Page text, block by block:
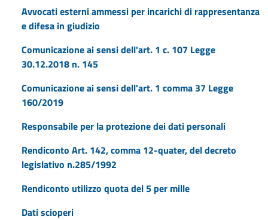
Avvocati esterni ammessi per incarichi di rappresentanza
e difesa in giudizio
Comunicazione ai sensi dell'art. 1 c. 107 Legge
30.12.2018 n. 145
Comunicazione ai sensi dell'art. 1 comma 37 Legge
160/2019
Responsabile per la protezione dei dati personali
Rendiconto Art. 142, comma 12-quater, del decreto
legislativo n.285/1992
Rendiconto utilizzo quota del 5 per mille
Dati scioperi